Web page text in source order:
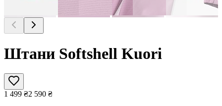
Штани Softshell Kuori
1 499 ₴2 590 ₴